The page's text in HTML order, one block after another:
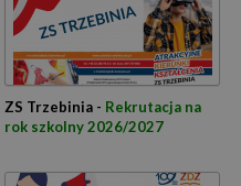
ZS Trzebinia - Rekrutacja na
rok szkolny 2026/2027